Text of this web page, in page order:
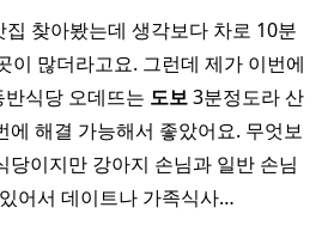
찾아봤는데 생각보다 차로 10분
이 많더라고요. 그런데 제가 이번에
식당 오데뜨는 도보3분정도라 산
에 해결 가능해서 좋았어요. 무엇보
당이지만 강아지 손님과 일반 손님
어서 데이트나 가족식사…